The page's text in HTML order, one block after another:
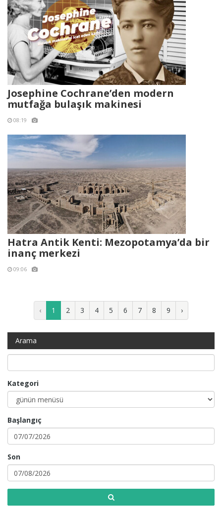
Josephine Cochrane’den modern
mutfağa bulaşık makinesi
08:19
Hatra Antik Kenti: Mezopotamya’da bir
inanç merkezi
09:06
‹ 1 2 3 4 5 6 7 8 9 ›
Arama
Kategori
Başlangıç
Son